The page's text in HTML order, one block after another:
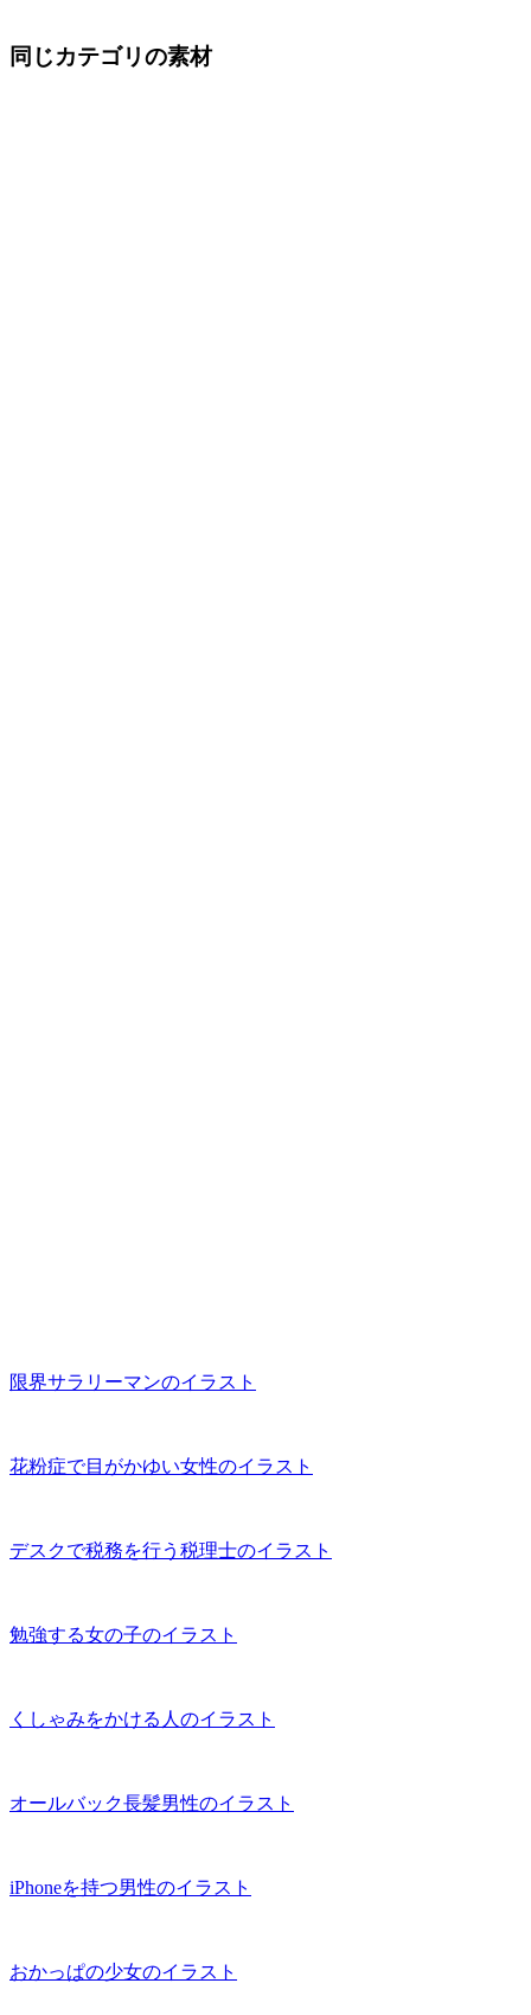
同じカテゴリの素材
限界サラリーマンのイラスト
花粉症で目がかゆい女性のイラスト
デスクで税務を行う税理士のイラスト
勉強する女の子のイラスト
くしゃみをかける人のイラスト
オールバック長髪男性のイラスト
iPhoneを持つ男性のイラスト
おかっぱの少女のイラスト